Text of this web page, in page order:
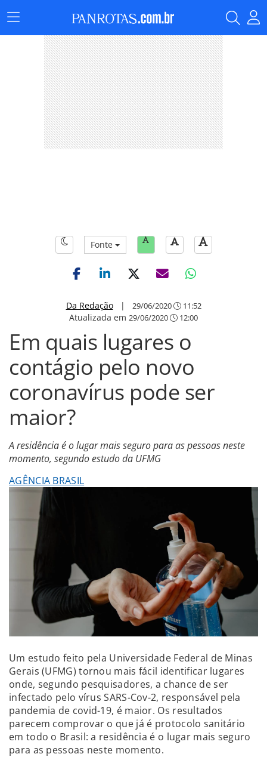
Menu
Principal
Fonte
Da Redação| 29/06/2020 11:52
Atualizada em 29/06/2020 12:00
Em quais lugares o
contágio pelo novo
coronavírus pode ser
maior?
A residência é o lugar mais seguro para as pessoas neste
momento, segundo estudo da UFMG
AGÊNCIA BRASIL
Um estudo feito pela Universidade Federal de Minas
Gerais (UFMG) tornou mais fácil identificar lugares
onde, segundo pesquisadores, a chance de ser
infectado pelo vírus SARS-Cov-2, responsável pela
pandemia de covid-19, é maior. Os resultados
parecem comprovar o que já é protocolo sanitário
em todo o Brasil: a residência é o lugar mais seguro
para as pessoas neste momento.